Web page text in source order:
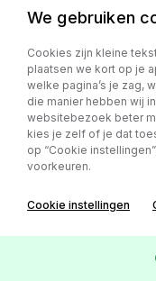
Audi A6
Sportstoelen |
We gebruiken
Cookies zijn kleine
plaatsen we kort op je
welke pagina’s je zag,
die manier hebben wij
websitebezoek beter
kies je zelf of je dat
op “Cookie
voorkeuren.
Cookie instellingen